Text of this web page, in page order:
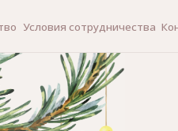
Условия сотрудничества Контакты